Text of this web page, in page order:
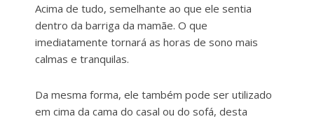
Acima de tudo, semelhante ao que ele sentia
dentro da barriga da mamãe. O que
imediatamente tornará as horas de sono mais
calmas e tranquilas.
Da mesma forma, ele também pode ser utilizado
em cima da cama do casal ou do sofá, desta